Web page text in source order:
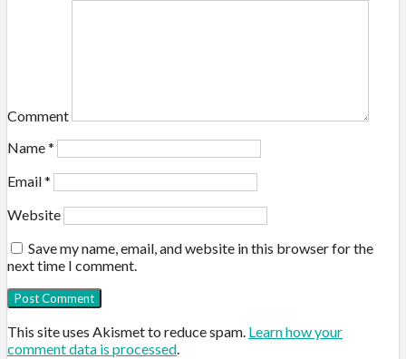
Comment
Name*
Email*
Website
Save my name, email, and website in this browser for the
next time I comment.
This site uses Akismet to reduce spam. Learn how your
comment data is processed.